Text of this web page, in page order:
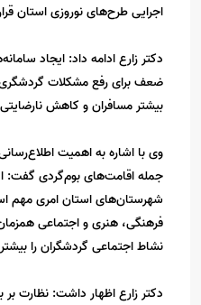
اجرایی طرح‌های نوروزی استان
دکتر زارع ادامه داد: ایجاد
ضعف برای رفع مشکلات
بیشتر مسافران و کاهش
وی با اشاره به اهمیت
جمله اقامت‌های بوم‌گردی گفت:
شهرستان‌های استان امری مهم
فرهنگی، هنری و اجتماعی
نشاط اجتماعی گردشگران را
دکتر زارع اظهار داشت: نظارت